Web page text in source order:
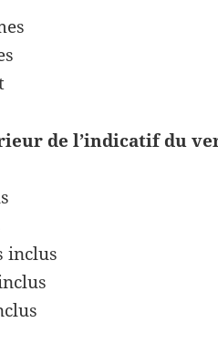
de l’indicatif du
inclus